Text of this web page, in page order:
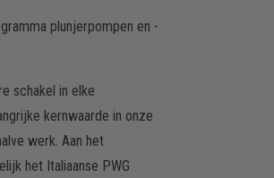
plunjerpompen en -
schakel in elke
kernwaarde in onze
werk. Aan het
het Italiaanse PWG